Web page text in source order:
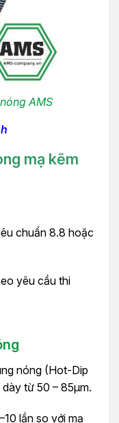
AMS
mạ kẽm
chuẩn 8.8 hoặc
yêu cầu thi
nóng (Hot-Dip
từ 50 – 85µm.
lần so với mạ